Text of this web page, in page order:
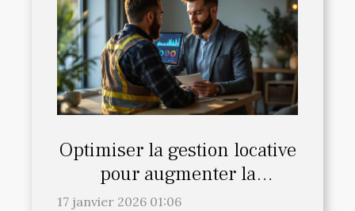
Optimiser la gestion locative
pour augmenter la
rentabilité?
17 janvier 2026 01:06